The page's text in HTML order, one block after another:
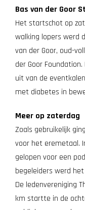
Bas van der Goor
Het startschot op
walking lopers werd
van der Goor, oud-
der Goor
uit van de
met diabetes in
Meer op zaterdag
Zoals gebruikelijk
voor het eremetaal.
gelopen voor een
begeleiders werd
De ledenvereniging
km startte in de